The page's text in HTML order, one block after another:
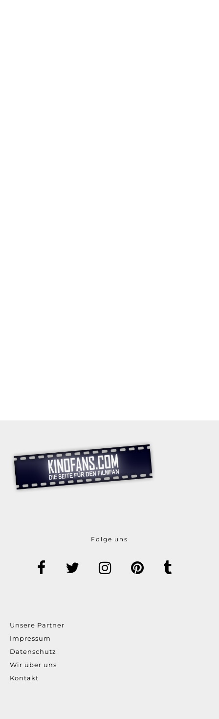
Folge uns
Unsere Partner
Impressum
Datenschutz
Wir über uns
Kontakt